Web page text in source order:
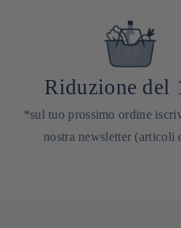
Riduzione del
*sul tuo prossimo ordine
nostra newsletter (articoli